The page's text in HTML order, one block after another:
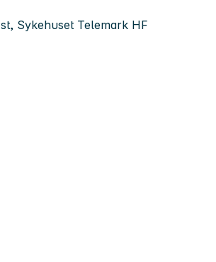
Sykehuset Telemark HF